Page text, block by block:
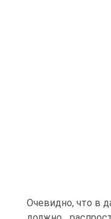
Очевидно, что в